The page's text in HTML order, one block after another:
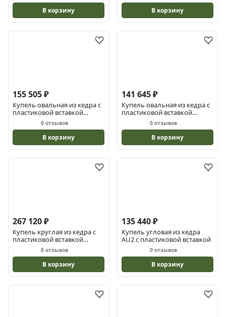
В корзину В корзину
155 505 ₽
Купель овальная из кедра с
пластиковой вставкой
ПРЕМИУМ7 1.2х0.78х1.2
0 отзывов
В корзину
141 645 ₽
Купель овальная из кедра с
пластиковой вставкой
ПРЕМИУМ6 1х0.78х1
0 отзывов
В корзину
267 120 ₽
Купель круглая из кедра с
пластиковой вставкой
ПРЕМИУМ4 1.8х1.8х1.2
0 отзывов
В корзину
135 440 ₽
Купель угловая из кедра
АU2 с пластиковой вставкой
0 отзывов
В корзину